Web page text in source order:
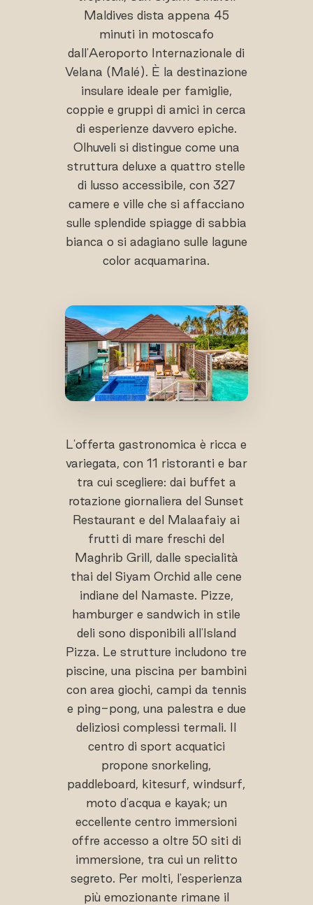
Maldives dista appena 45
minuti in motoscafo
dall'Aeroporto Internazionale di
Velana (Malé). È la destinazione
insulare ideale per famiglie,
coppie e gruppi di amici in cerca
di esperienze davvero epiche.
Olhuveli si distingue come una
struttura deluxe a quattro stelle
di lusso accessibile, con 327
camere e ville che si affacciano
sulle splendide spiagge di sabbia
bianca o si adagiano sulle lagune
color acquamarina.
L'offerta gastronomica è ricca e
variegata, con 11 ristoranti e bar
tra cui scegliere: dai buffet a
rotazione giornaliera del Sunset
Restaurant e del Malaafaiy ai
frutti di mare freschi del
Maghrib Grill, dalle specialità
thai del Siyam Orchid alle cene
indiane del Namaste. Pizze,
hamburger e sandwich in stile
deli sono disponibili all'Island
Pizza. Le strutture includono tre
piscine, una piscina per bambini
con area giochi, campi da tennis
e ping-pong, una palestra e due
deliziosi complessi termali. Il
centro di sport acquatici
propone snorkeling,
paddleboard, kitesurf, windsurf,
moto d'acqua e kayak; un
eccellente centro immersioni
offre accesso a oltre 50 siti di
immersione, tra cui un relitto
segreto. Per molti, l'esperienza
più emozionante rimane il